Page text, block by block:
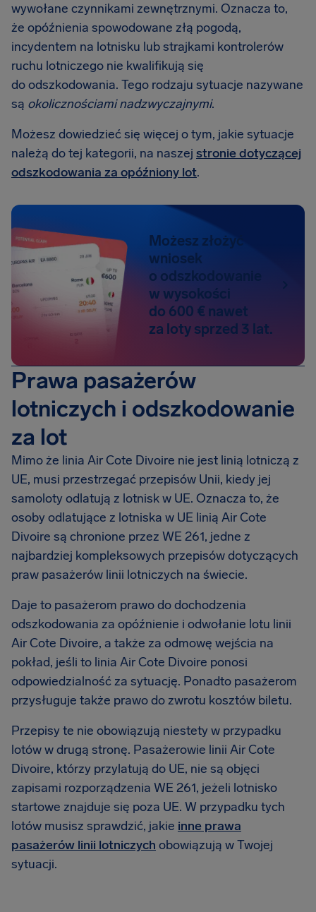
wywołane czynnikami zewnętrznymi. Oznacza to,
że opóźnienia spowodowane złą pogodą,
incydentem na lotnisku lub strajkami kontrolerów
ruchu lotniczego nie kwalifikują się
do odszkodowania. Tego rodzaju sytuacje nazywane
są okolicznościami nadzwyczajnymi.
Możesz dowiedzieć się więcej o tym, jakie sytuacje
należą do tej kategorii, na naszej stronie dotyczącej
odszkodowania za opóźniony lot.
Możesz złożyć
wniosek
o odszkodowanie
w wysokości
do 600 € nawet
za loty sprzed 3 lat.
Prawa pasażerów
lotniczych i odszkodowanie
za lot
Mimo że linia Air Cote Divoire nie jest linią lotniczą z
UE, musi przestrzegać przepisów Unii, kiedy jej
samoloty odlatują z lotnisk w UE. Oznacza to, że
osoby odlatujące z lotniska w UE linią Air Cote
Divoire są chronione przez WE 261, jedne z
najbardziej kompleksowych przepisów dotyczących
praw pasażerów linii lotniczych na świecie.
Daje to pasażerom prawo do dochodzenia
odszkodowania za opóźnienie i odwołanie lotu linii
Air Cote Divoire, a także za odmowę wejścia na
pokład, jeśli to linia Air Cote Divoire ponosi
odpowiedzialność za sytuację. Ponadto pasażerom
przysługuje także prawo do zwrotu kosztów biletu.
Przepisy te nie obowiązują niestety w przypadku
lotów w drugą stronę. Pasażerowie linii Air Cote
Divoire, którzy przylatują do UE, nie są objęci
zapisami rozporządzenia WE 261, jeżeli lotnisko
startowe znajduje się poza UE. W przypadku tych
lotów musisz sprawdzić, jakie inne prawa
pasażerów linii lotniczych obowiązują w Twojej
sytuacji.